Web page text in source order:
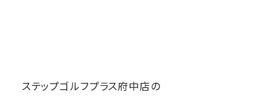
ステップゴルフプラス府中店の